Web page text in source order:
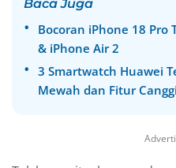
Baca Juga
Bocoran iPhone 18 Pro
& iPhone Air 2
3 Smartwatch Huawei
Mewah dan Fitur